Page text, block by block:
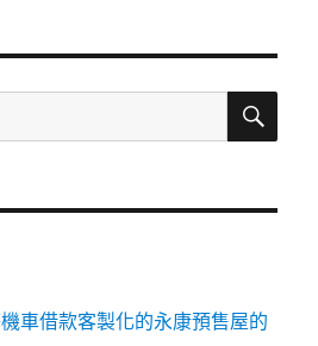
搜
車借款客製化的永康預售屋的